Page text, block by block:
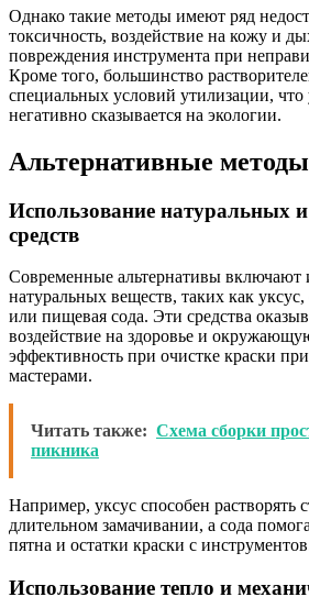
Однако такие методы имеют ряд
токсичность, воздействие на кожу и
повреждения инструмента при
Кроме того, большинство
специальных условий утилизации, что
негативно сказывается на экологии.
Альтернативные
Использование натуральных
средств
Современные альтернативы включают
натуральных веществ, таких как
или пищевая сода. Эти средства
воздействие на здоровье и
эффективность при очистке краски
мастерами.
Читать также: Схема сборки
пикника
Например, уксус способен растворять
длительном замачивании, а сода
пятна и остатки краски с
Использование тепло и